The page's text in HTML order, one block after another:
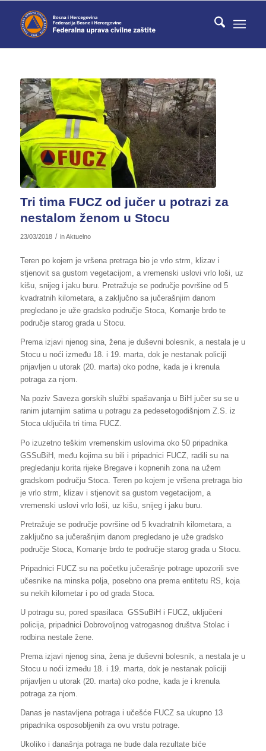
Tri tima FUCZ od jučer u potrazi za
nestalom ženom u Stocu
23/03/2018 / inAktuelno
Teren po kojem je vršena pretraga bio je vrlo strm, klizav i
stjenovit sa gustom vegetacijom, a vremenski uslovi vrlo loši, uz
kišu, snijeg i jaku buru. Pretražuje se područje površine od 5
kvadratnih kilometara, a zaključno sa jučerašnjim danom
pregledano je uže gradsko područje Stoca, Komanje brdo te
područje starog grada u Stocu.
Prema izjavi njenog sina, žena je duševni bolesnik, a nestala je u
Stocu u noći između 18. i 19. marta, dok je nestanak policiji
prijavljen u utorak (20. marta) oko podne, kada je i krenula
potraga za njom.
Na poziv Saveza gorskih službi spašavanja u BiH jučer su se u
ranim jutarnjim satima u potragu za pedesetogodišnjom Z.S. iz
Stoca uključila tri tima FUCZ.
Po izuzetno teškim vremenskim uslovima oko 50 pripadnika
GSSuBiH, među kojima su bili i pripadnici FUCZ, radili su na
pregledanju korita rijeke Bregave i kopnenih zona na užem
gradskom području Stoca. Teren po kojem je vršena pretraga bio
je vrlo strm, klizav i stjenovit sa gustom vegetacijom, a
vremenski uslovi vrlo loši, uz kišu, snijeg i jaku buru.
Pretražuje se područje površine od 5 kvadratnih kilometara, a
zaključno sa jučerašnjim danom pregledano je uže gradsko
područje Stoca, Komanje brdo te područje starog grada u Stocu.
Pripadnici FUCZ su na početku jučerašnje potrage upozorili sve
učesnike na minska polja, posebno ona prema entitetu RS, koja
su nekih kilometar i po od grada Stoca.
U potragu su, pored spasilaca GSSuBiH i FUCZ, uključeni
policija, pripadnici Dobrovoljnog vatrogasnog društva Stolac i
rodbina nestale žene.
Prema izjavi njenog sina, žena je duševni bolesnik, a nestala je u
Stocu u noći između 18. i 19. marta, dok je nestanak policiji
prijavljen u utorak (20. marta) oko podne, kada je i krenula
potraga za njom.
Danas je nastavljena potraga i učešće FUCZ sa ukupno 13
pripadnika osposobljenih za ovu vrstu potrage.
Ukoliko i današnja potraga ne bude dala rezultate biće